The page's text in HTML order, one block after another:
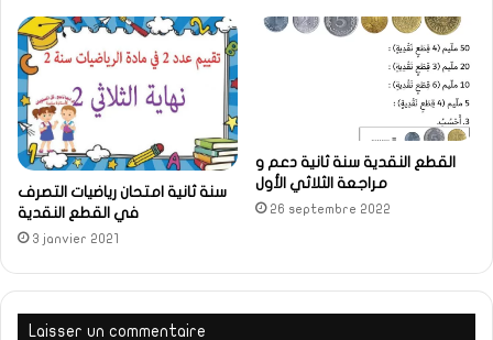
سنة ثانية امتحان رياضيات التصرف
في القطع النقدية
3 janvier 2021
القطع النقدية سنة ثانية دعم و
مراجعة الثلاثي الأول
26 septembre 2022
Laisser un commentaire